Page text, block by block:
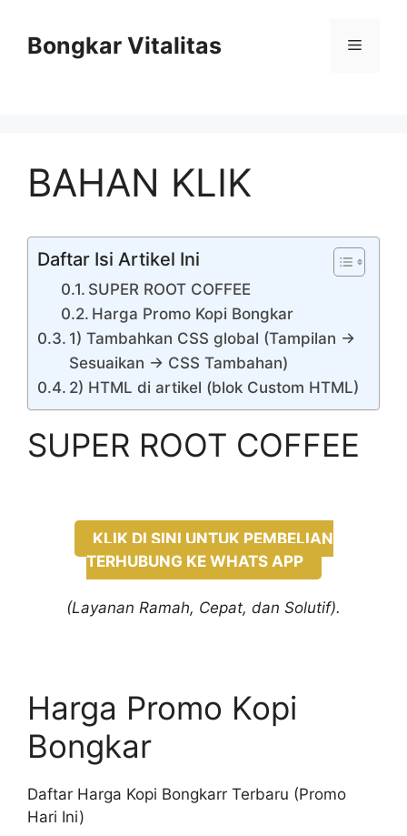
contentBongkar Vitalitas Menu
BAHAN KLIK
Daftar Isi Artikel Ini
SUPER ROOT COFFEE
Harga Promo Kopi Bongkar
1) Tambahkan CSS global (Tampilan →
Sesuaikan → CSS Tambahan)
2) HTML di artikel (blok Custom HTML)
SUPER ROOT COFFEE
KLIK DI SINI UNTUK PEMBELIAN
TERHUBUNG KE WHATS APP
(Layanan Ramah, Cepat, dan Solutif).
Harga Promo Kopi
Bongkar
Daftar Harga Kopi Bongkarr Terbaru (Promo
Hari Ini)